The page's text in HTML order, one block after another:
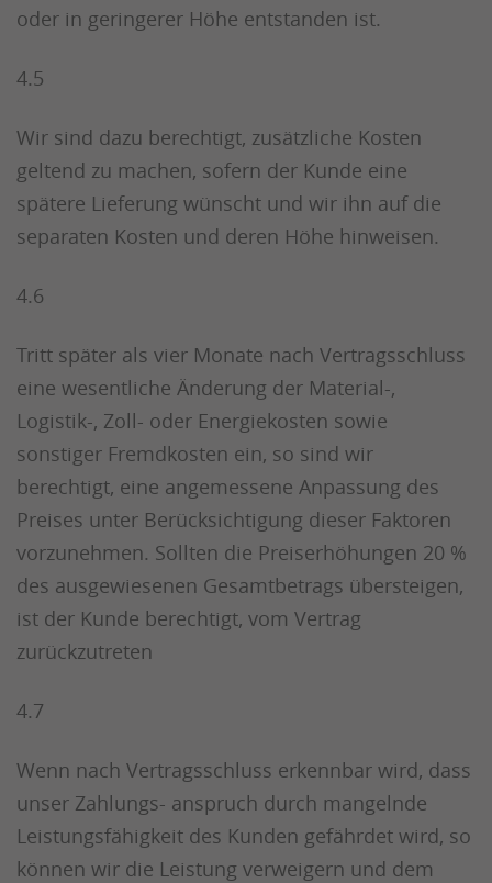
oder in geringerer Höhe entstanden ist.
4.5
Wir sind dazu berechtigt, zusätzliche Kosten
geltend zu machen, sofern der Kunde eine
spätere Lieferung wünscht und wir ihn auf die
separaten Kosten und deren Höhe hinweisen.
4.6
Tritt später als vier Monate nach Vertragsschluss
eine wesentliche Änderung der Material-,
Logistik-, Zoll- oder Energiekosten sowie
sonstiger Fremdkosten ein, so sind wir
berechtigt, eine angemessene Anpassung des
Preises unter Berücksichtigung dieser Faktoren
vorzunehmen. Sollten die Preiserhöhungen 20 %
des ausgewiesenen Gesamtbetrags übersteigen,
ist der Kunde berechtigt, vom Vertrag
zurückzutreten
4.7
Wenn nach Vertragsschluss erkennbar wird, dass
unser Zahlungs- anspruch durch mangelnde
Leistungsfähigkeit des Kunden gefährdet wird, so
können wir die Leistung verweigern und dem